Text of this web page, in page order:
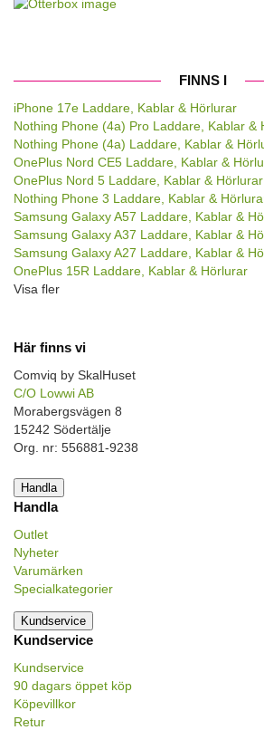
FINNS I
iPhone 17e Laddare, Kablar & Hörlurar
Nothing Phone (4a) Pro Laddare, Kablar &
Nothing Phone (4a) Laddare, Kablar &
OnePlus Nord CE5 Laddare, Kablar &
OnePlus Nord 5 Laddare, Kablar & Hörlurar
Nothing Phone 3 Laddare, Kablar &
Samsung Galaxy A57 Laddare, Kablar &
Samsung Galaxy A37 Laddare, Kablar &
Samsung Galaxy A27 Laddare, Kablar &
OnePlus 15R Laddare, Kablar & Hörlurar
Visa fler
Här finns vi
Comviq by SkalHuset
C/O Lowwi AB
Morabergsvägen 8
15242 Södertälje
Org. nr: 556881-9238
Handla
Handla
Outlet
Nyheter
Varumärken
Specialkategorier
Kundservice
Kundservice
Kundservice
90 dagars öppet köp
Köpevillkor
Retur